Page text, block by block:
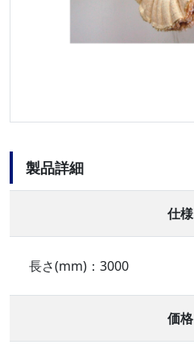
製品詳細
仕様
長さ(mm)：3000
価格